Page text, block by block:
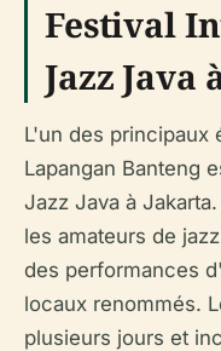
Festival
Jazz Java
L'un des principaux
Lapangan Banteng
Jazz Java à
les amateurs de
des performances
locaux renommés.
plusieurs jours et